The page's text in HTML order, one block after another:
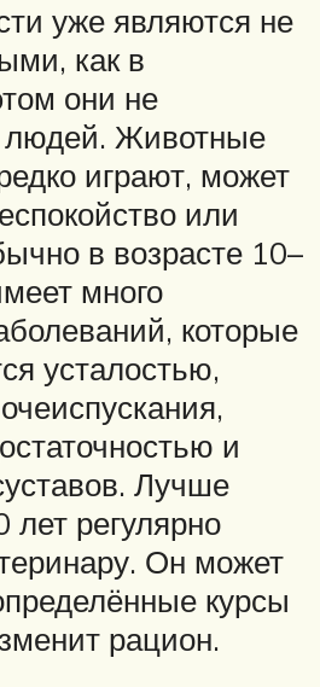
уже являются не
как в
они не
людей. Животные
играют, может
или
в возрасте 10–
много
которые
усталостью,
и
Лучше
лет регулярно
Он может
курсы
рацион.